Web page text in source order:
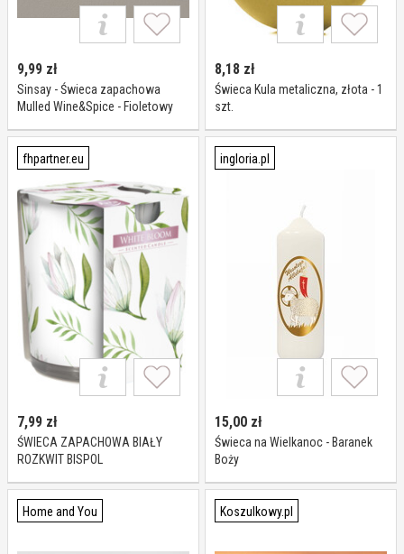
9,99 zł
Sinsay - Świeca zapachowa
Mulled Wine&Spice - Fioletowy
8,18 zł
Świeca Kula metaliczna, złota - 1
szt.
fhpartner.eu
7,99 zł
ŚWIECA ZAPACHOWA BIAŁY
ROZKWIT BISPOL
ingloria.pl
15,00 zł
Świeca na Wielkanoc - Baranek
Boży
Home and You Koszulkowy.pl